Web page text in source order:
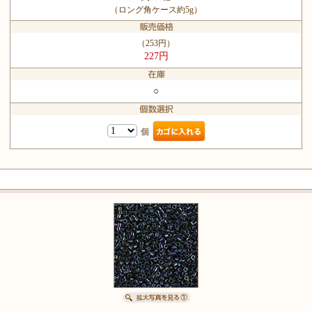
（ロング角ケース約5g）
（253円）
227円
○
個